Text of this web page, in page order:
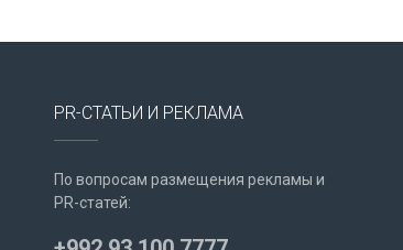
PR-СТАТЬИ И РЕКЛАМА
По вопросам размещения рекламы и
PR-статей: